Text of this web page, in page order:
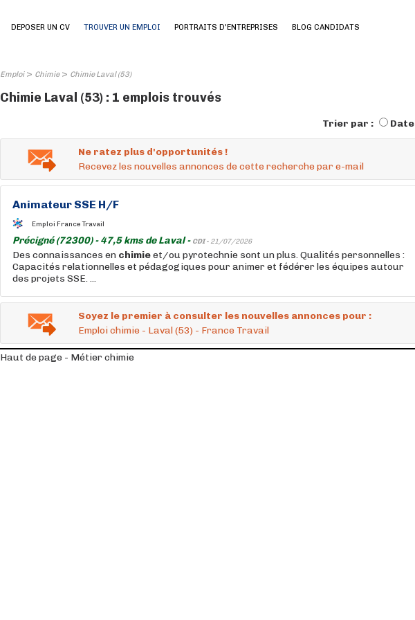
DEPOSER UN CV TROUVER UN EMPLOI PORTRAITS D'ENTREPRISES BLOG CANDIDATS
Emploi> Chimie> Chimie Laval (53)
Chimie Laval (53) : 1 emplois trouvés
Trier par : Date
Ne ratez plus d'opportunités !
Recevez les nouvelles annonces de cette recherche par e-mail
Animateur SSE H/F
Emploi France Travail
Précigné (72300) - 47,5 kms de Laval - CDI - 21/07/2026
Des connaissances en chimieet/ou pyrotechnie sont un plus. Qualités personnelles :
Capacités relationnelles et pédagogiques pour animer et fédérer les équipes autour
des projets SSE. ...
Soyez le premier à consulter les nouvelles annonces pour :
Emploi chimie - Laval (53) - France Travail
Haut de page - Métier chimie